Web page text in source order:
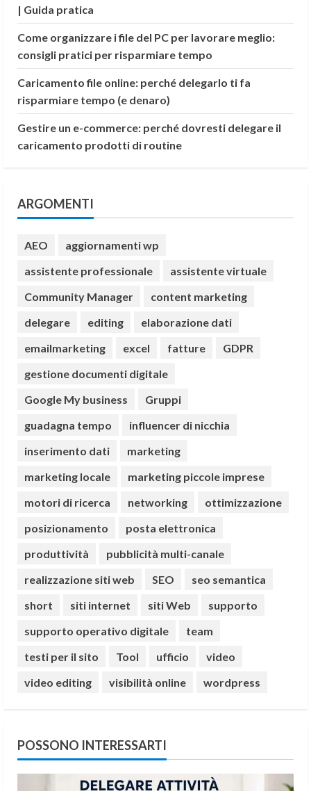
| Guida pratica
Come organizzare i file del PC per lavorare meglio:
consigli pratici per risparmiare tempo
Caricamento file online: perché delegarlo ti fa
risparmiare tempo (e denaro)
Gestire un e-commerce: perché dovresti delegare il
caricamento prodotti di routine
ARGOMENTI
AEO
aggiornamenti wp
assistente professionale
assistente virtuale
Community Manager
content marketing
delegare
editing
elaborazione dati
emailmarketing
excel fatture
GDPR
gestione documenti digitale
Google My business
Gruppi
guadagna tempo
influencer di nicchia
inserimento dati
marketing
marketing locale
marketing piccole imprese
motori di ricerca
networking
ottimizzazione
posizionamento
posta elettronica
produttività
pubblicità multi-canale
realizzazione siti web
SEO
seo semantica
short
siti internet siti Web
supporto
supporto operativo digitale
team
testi per il sito
Tool ufficio
video
video editing
visibilità online wordpress
POSSONO INTERESSARTI